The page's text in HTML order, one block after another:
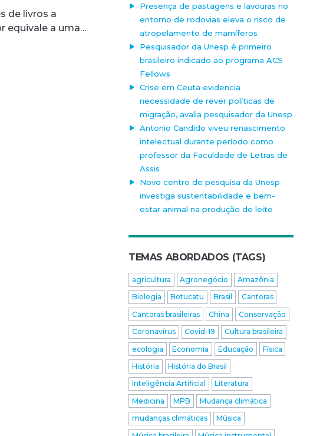
de livros a
equivale a uma…
Presença de pastagens e lavouras no
entorno de rodovias eleva o risco de
atropelamento de mamíferos
Pesquisador da Unesp é primeiro
brasileiro indicado ao programa ACS
Fellows
Crise em Ceuta evidencia
necessidade de rever políticas de
migração, avalia pesquisador da Unesp
Antonio Candido viveu renascimento
intelectual durante período como
professor da Faculdade de Letras de
Assis
Novo centro de pesquisa da Unesp
investiga sustentabilidade e bem-
estar animal na produção de leite
TEMAS ABORDADOS (TAGS)
agricultura Agronegócio
Amazônia
Biologia
Botucatu Brasil
Cantoras
Cantoras brasileiras
China
Conservação
Coronavírus
Covid-19
Cultura brasileira
ecologia
Economia Educação
Física
História
História do Brasil
Inteligência Artificial
Literatura
Medicina
MPB
Mudança climática
mudanças climáticas
Música